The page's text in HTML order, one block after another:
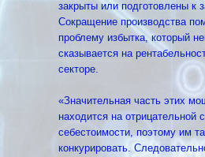
закрыты или подготовлены к
Сокращение производства
проблему избытка, который
сказывается на
секторе.
«Значительная часть этих
находится на отрицательной
себестоимости, поэтому им
конкурировать.